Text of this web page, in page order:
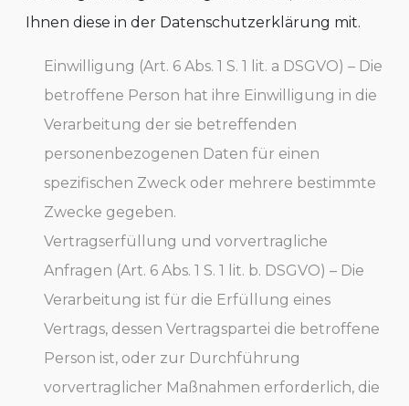
Ihnen diese in der Datenschutzerklärung mit.
Einwilligung (Art. 6 Abs. 1 S. 1 lit. a DSGVO) – Die
betroffene Person hat ihre Einwilligung in die
Verarbeitung der sie betreffenden
personenbezogenen Daten für einen
spezifischen Zweck oder mehrere bestimmte
Zwecke gegeben.
Vertragserfüllung und vorvertragliche
Anfragen (Art. 6 Abs. 1 S. 1 lit. b. DSGVO) – Die
Verarbeitung ist für die Erfüllung eines
Vertrags, dessen Vertragspartei die betroffene
Person ist, oder zur Durchführung
vorvertraglicher Maßnahmen erforderlich, die